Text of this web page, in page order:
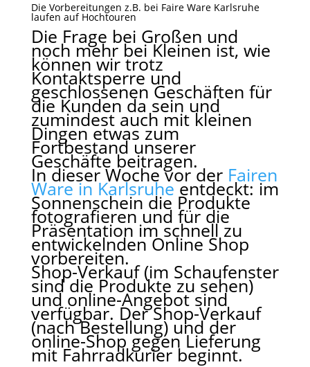
Die Vorbereitungen z.B. bei Faire Ware Karlsruhe
laufen auf Hochtouren
Die Frage bei Großen und
noch mehr bei Kleinen ist, wie
können wir trotz
Kontaktsperre und
geschlossenen Geschäften für
die Kunden da sein und
zumindest auch mit kleinen
Dingen etwas zum
Fortbestand unserer
Geschäfte beitragen.
In dieser Woche vor der Fairen
Ware in Karlsruheentdeckt: im
Sonnenschein die Produkte
fotografieren und für die
Präsentation im schnell zu
entwickelnden Online Shop
vorbereiten.
Shop-Verkauf (im Schaufenster
sind die Produkte zu sehen)
und online-Angebot sind
verfügbar. Der Shop-Verkauf
(nach Bestellung) und der
online-Shop gegen Lieferung
mit Fahrradkurier beginnt.